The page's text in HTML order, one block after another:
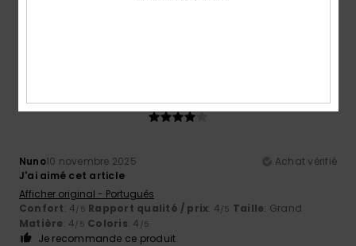
Nuno10 novembre 2025
Achat vérifié
J'ai aimé cet article
Afficher original - Português
Confort: 4/5 Rapport qualité / prix: 4/5 Taille: Grand
Matière: 4/5 Coloris: 4 /5
Je recommande ce produit